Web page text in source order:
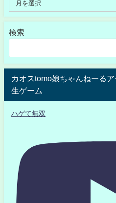
検索
カオスtomo娘ちゃんねーる
生ゲーム
ハゲて無双